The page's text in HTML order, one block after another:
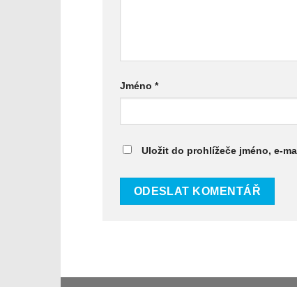
Jméno *
Uložit do prohlížeče jméno, e-